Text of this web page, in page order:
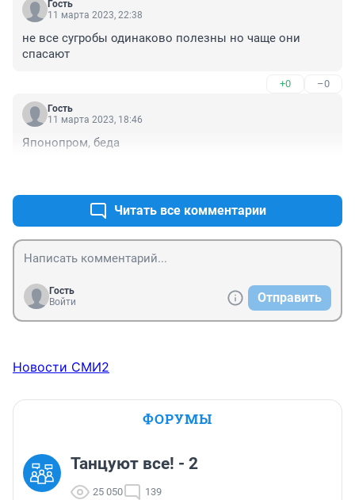
Гость
11 марта 2023, 22:38
не все сугробы одинаково полезны но чаще они
спасают
+0 –0
Гость
11 марта 2023, 18:46
Японопром, беда
Читать все комментарии
Гость
Войти
Отправить
Новости СМИ2
ФОРУМЫ
Танцуют все! - 2
25 050 139